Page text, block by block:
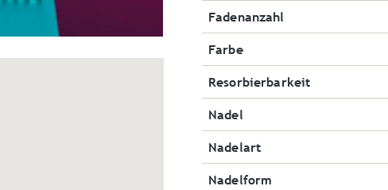
Fadenanzahl
Farbe
Resorbierbarkeit
Nadel
Nadelart
Nadelform